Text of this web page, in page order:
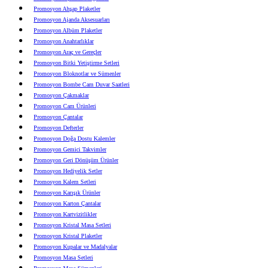
Promosyon Ahşap Plaketler
Promosyon Ajanda Aksesuarları
Promosyon Albüm Plaketler
Promosyon Anahtarlıklar
Promosyon Araç ve Gereçler
Promosyon Bitki Yetiştirme Setleri
Promosyon Bloknotlar ve Sümenler
Promosyon Bombe Cam Duvar Saatleri
Promosyon Çakmaklar
Promosyon Cam Ürünleri
Promosyon Çantalar
Promosyon Defterler
Promosyon Doğa Dostu Kalemler
Promosyon Gemici Takvimler
Promosyon Geri Dönüşüm Ürünler
Promosyon Hediyelik Setler
Promosyon Kalem Setleri
Promosyon Karışık Ürünler
Promosyon Karton Çantalar
Promosyon Kartvizitlikler
Promosyon Kristal Masa Setleri
Promosyon Kristal Plaketler
Promosyon Kupalar ve Madalyalar
Promosyon Masa Setleri